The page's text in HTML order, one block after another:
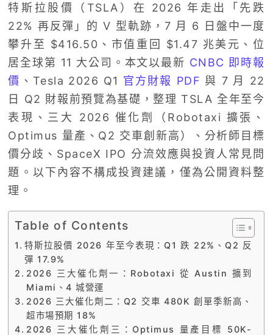
特斯拉股價（TSLA）在 2026 年走出「先跌
22% 再反彈」的 V 型軌跡，7 月 6 日盤中一度
攀升至 $416.50、市值重回 $1.47 兆美元、位
居全球第 11 大公司。本文以最新 CNBC 即時報
價 、Tesla 2026 Q1 官方財報 PDF 與 7 月 22
日 Q2 財報前預覽為基礎，整理 TSLA 全年至今
表現、三大 2026 催化劑（Robotaxi 擴張、
Optimus 量產、Q2 交車創新高）、分析師目標
價分歧、SpaceX IPO 分流效應與投資人常見問
題。以下內容不構成投資建議，僅為公開資料整
理。
Table of Contents
特斯拉股價 2026 年至今表現：Q1 跌 22%、Q2 反
彈 17.9%
2026 三大催化劑一：Robotaxi 從 Austin 擴到
Miami、4 城營運
2026 三大催化劑二：Q2 交車 480K 創單季新高、
超市場預期 18%
2026 三大催化劑三：Optimus 量產目標 50K-